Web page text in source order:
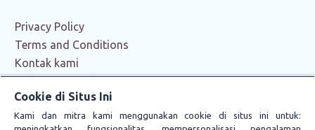
Privacy Policy
Terms and Conditions
Kontak kami
Other RB Brands
Careers
Cookie Policy
Cookie di Situs Ini
Kami dan mitra kami menggunakan cookie di situs ini untuk: